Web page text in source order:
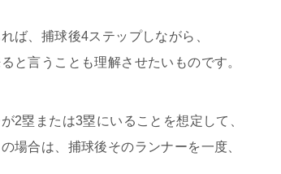
ば、捕球後4ステップしながら、
と言うことも理解させたいものです。
2塁または3塁にいることを想定して、
場合は、捕球後そのランナーを一度、